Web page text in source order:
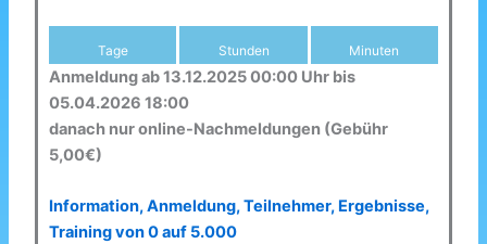
Tage Stunden Minuten
Anmeldung ab 13.12.2025 00:00 Uhr bis
05.04.2026 18:00
danach nur online-Nachmeldungen (Gebühr
5,00€)
Information, Anmeldung, Teilnehmer, Ergebnisse,
Training von 0 auf 5.000